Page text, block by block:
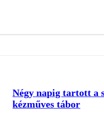
Négy napig tartott a
kézműves tábor